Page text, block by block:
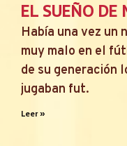
EL SUEÑO DE
Había una vez un
muy malo en el
de su generación
jugaban fut.
Leer »